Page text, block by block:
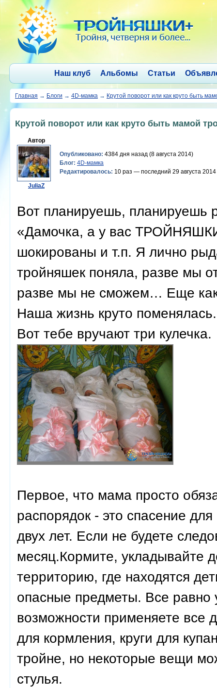
Наш клуб Альбомы Статьи
Главная → Блоги → 4D-мамка → Крутой поворот или как круто быть
Крутой поворот или как круто быть мамой
Автор
JuliaZ
Опубликовано: 4384 дня назад (8 августа 2014)
Блог: 4D-мамка
Редактировалось: 10 раз — последний 29 августа 2014
Вот планируешь, планируешь
«Дамочка, а у вас
шокированы и т.п. Я лично
тройняшек поняла, разве мы
разве мы не сможем… Еще
Наша жизнь круто поменялась.
Вот тебе вручают три кулечка.
Первое, что мама просто
распорядок - это спасение
двух лет. Если не будете
месяц.Кормите, укладывайте
территорию, где находятся
опасные предметы. Все равно
возможности применяете все
для кормления, круги для
тройне, но некоторые вещи
стулья.